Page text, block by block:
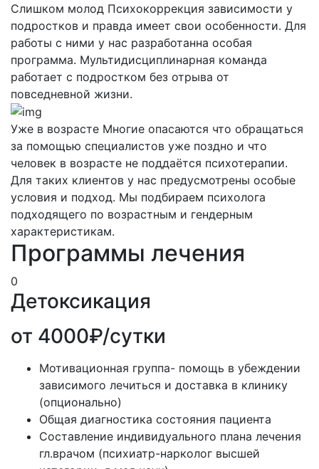
Слишком молод Психокоррекция зависимости у
подростков и правда имеет свои особенности. Для
работы с ними у нас разработанна особая
программа. Мультидисциплинарная команда
работает с подростком без отрыва от
повседневной жизни.
Уже в возрасте Многие опасаются что обращаться
за помощью специалистов уже поздно и что
человек в возрасте не поддаётся психотерапии.
Для таких клиентов у нас предусмотрены особые
условия и подход. Мы подбираем психолога
подходящего по возрастным и гендерным
характеристикам.
Программы лечения
0
Детоксикация
от 4000₽/сутки
Мотивационная группа- помощь в убеждении
зависимого лечиться и доставка в клинику
(опционально)
Общая диагностика состояния пациента
Составление индивидуального плана лечения
гл.врачом (психиатр-нарколог высшей